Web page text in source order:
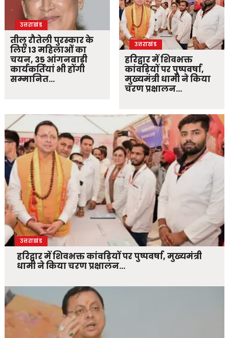
उत्तराखंड
तीलू रौतेली पुरस्कार के
लिए 13 महिलाओं का
चयन, 35 आंगनबाड़ी
कार्यकर्तियां भी होंगी
सम्मानित…
उत्तराखंड
हरिद्वार में शिवभक्त
कांवड़ियों पर पुष्पवर्षा,
मुख्यमंत्री धामी ने किया
चरण प्रक्षालन…
उत्तराखंड
हरिद्वार में शिवभक्त कांवड़ियों पर पुष्पवर्षा, मुख्यमंत्री
धामी ने किया चरण प्रक्षालन…